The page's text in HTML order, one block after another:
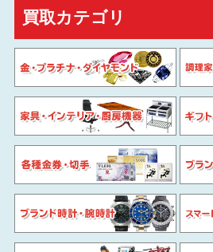
買取カテゴリ